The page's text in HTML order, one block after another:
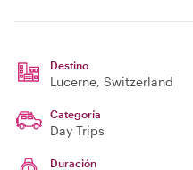
Destino
Lucerne, Switzerland
Categoría
Day Trips
Duración